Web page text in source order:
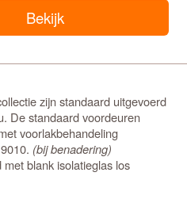
Bekijk
zijn standaard uitgevoerd
De standaard voordeuren
voorlakbehandeling
(bij benadering)
blank isolatieglas los